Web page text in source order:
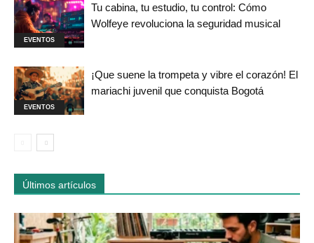
EVENTOS
Tu cabina, tu estudio, tu control: Cómo
Wolfeye revoluciona la seguridad musical
EVENTOS
¡Que suene la trompeta y vibre el corazón! El
mariachi juvenil que conquista Bogotá
Últimos artículos